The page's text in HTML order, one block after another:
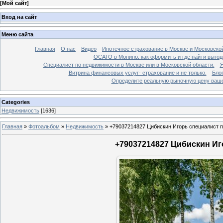
[Мой сайт]
Вход на сайт
Меню сайта
Главная О нас Видео
Ипотечное страхование в Москве и
ОСАГО в Монино: как оформить и где найти
Специалист по недвижимости в Москве или в Московской области.
Витрина финансовых услуг- страхование и не только.
Блог
Определите реальную рыночную цену
Categories
Недвижимость [1636]
Главная » Фотоальбом » Недвижимость » +79037214827 Цибискин Игорь специалист
+79037214827 Цибискин